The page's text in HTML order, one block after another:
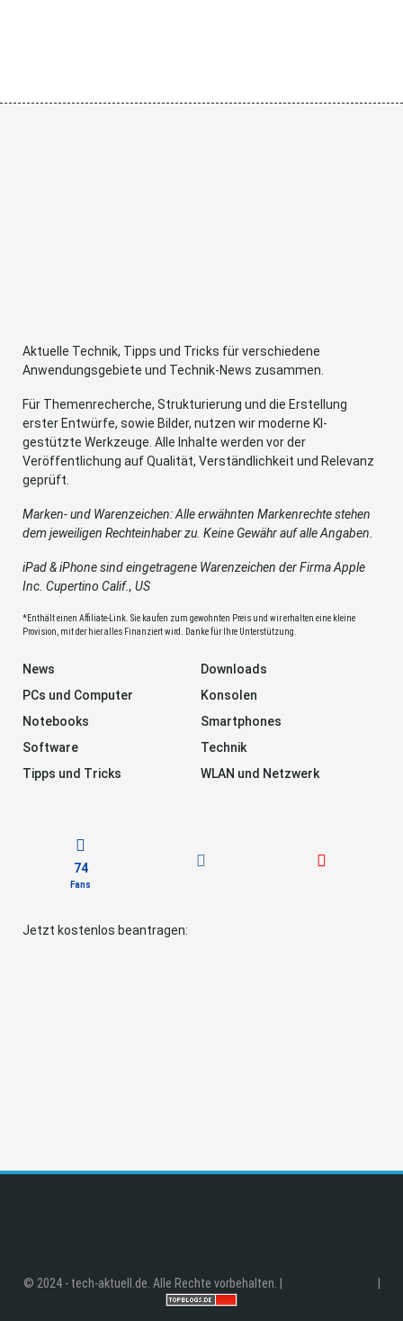
Aktuelle Technik, Tipps und Tricks für verschiedene
Anwendungsgebiete und Technik-News zusammen.
Für Themenrecherche, Strukturierung und die Erstellung
erster Entwürfe, sowie Bilder, nutzen wir moderne KI-
gestützte Werkzeuge. Alle Inhalte werden vor der
Veröffentlichung auf Qualität, Verständlichkeit und Relevanz
geprüft.
Marken- und Warenzeichen: Alle erwähnten Markenrechte stehen
dem jeweiligen Rechteinhaber zu. Keine Gewähr auf alle Angaben.
iPad & iPhone sind eingetragene Warenzeichen der Firma Apple
Inc. Cupertino Calif., US
*Enthält einen Affiliate-Link. Sie kaufen zum gewohnten Preis und wir erhalten eine kleine
Provision, mit der hier alles Finanziert wird. Danke für Ihre Unterstützung.
News
Downloads
PCs und Computer
Konsolen
Notebooks
Smartphones
Software
Technik
Tipps und Tricks
WLAN und Netzwerk
74
Fans
Jetzt kostenlos beantragen:
© 2024 - tech-aktuell.de. Alle Rechte vorbehalten. |